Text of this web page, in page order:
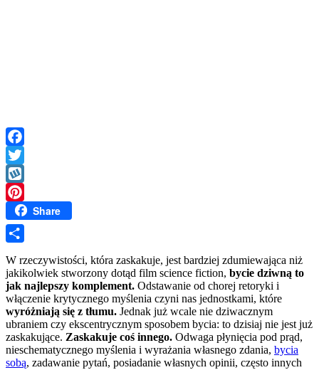
Facebook
Twitter
Wykop
PinterestShare
W rzeczywistości, która zaskakuje, jest bardziej zdumiewająca niż
jakikolwiek stworzony dotąd film science fiction, bycie dziwną to
jak najlepszy komplement. Odstawanie od chorej retoryki i
włączenie krytycznego myślenia czyni nas jednostkami, które
wyróżniają się z tłumu. Jednak już wcale nie dziwacznym
ubraniem czy ekscentrycznym sposobem bycia: to dzisiaj nie jest już
zaskakujące. Zaskakuje coś innego. Odwaga płynięcia pod prąd,
nieschematycznego myślenia i wyrażania własnego zdania, bycia
sobą, zadawanie pytań, posiadanie własnych opinii, często innych